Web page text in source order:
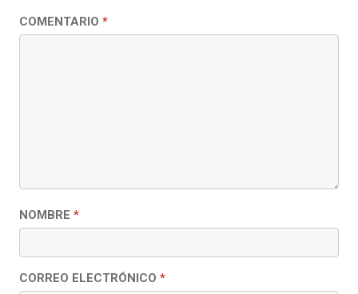
COMENTARIO *
NOMBRE *
CORREO ELECTRÓNICO *